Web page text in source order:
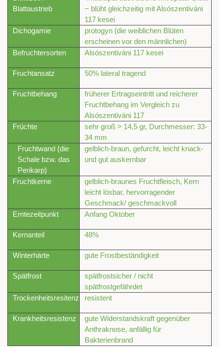
Blattaustrieb
− blüht gleichzeitig mit Alsószentiváni
117 kesei
Dichogamie
protogyn (die weiblichen Blüten
erscheinen vor den männlichen)
Befruchtersorten
Alsószentiváni 117 kesei
Fruchtansatz 50% lateral tragend
Fruchtbehang
früherer Ertragseintritt und reicherer
Fruchtbehang im Vergleich zu
Alsószentiváni 117
Früchte
sehr groß > 14,5 gr, Durchmesser: 33-
34 mm
Fruchtwand (die
Schale bzw. das
Perikarp)
gelblich-braun, gefurcht, leicht knack-
und gut auskernbar
Fruchtkerne
gelblich-braunes Fruchtfleisch, Kern
leicht lösbar, hervorragender
Geschmack/ geschmackvoll
Erntezeitpunkt
Anfang Oktober
Kernanteil 48%
Winterhärte gute Frostbeständigkeit
Spätfrost
spätfrostsicher / nicht
spätfrostgefährdet
Trockenheitsresitenz
resistent
Krankheitsresistenz
gute Widerstandskraft gegenüber
Anthraknose, anfällig für
Bakterienbrand